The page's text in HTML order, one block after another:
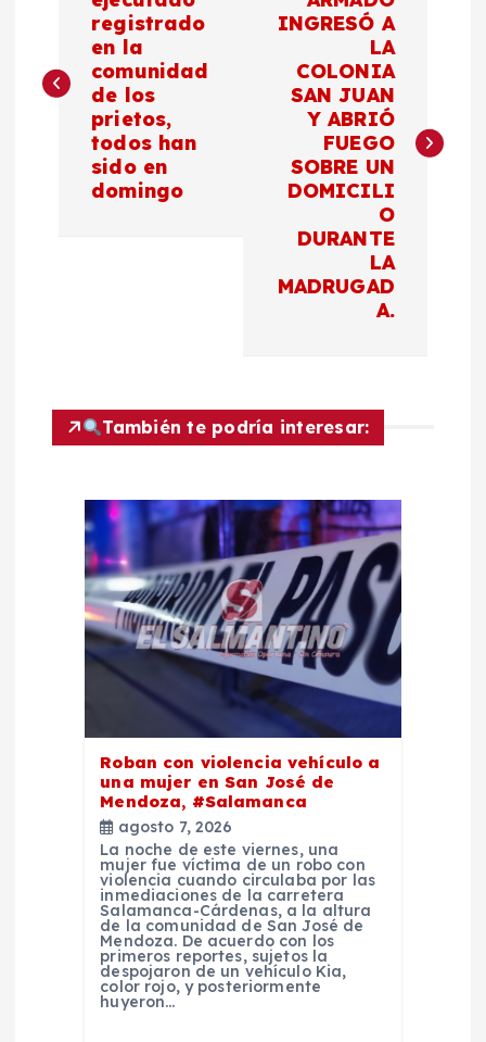
v
e
n
registrado
en la
comunidad
de los
prietos,
todos han
sido en
domingo
INGRESÓ A
LA
COLONIA
SAN JUAN
Y ABRIÓ
FUEGO
SOBRE UN
DOMICILI
O
DURANTE
LA
MADRUGAD
A.
También te podría interesar:
Roban con violencia vehículo a
una mujer en San José de
Mendoza, #Salamanca
agosto 7, 2026
La noche de este viernes, una
mujer fue víctima de un robo con
violencia cuando circulaba por las
inmediaciones de la carretera
Salamanca-Cárdenas, a la altura
de la comunidad de San José de
Mendoza. De acuerdo con los
primeros reportes, sujetos la
despojaron de un vehículo Kia,
color rojo, y posteriormente
huyeron…